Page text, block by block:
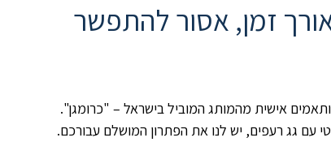
זמן, אסור להתפשר
אישית מהמותג המוביל בישראל – "כרומגן".
עם גג רעפים, יש לנו את הפתרון המושלם עבורכם.